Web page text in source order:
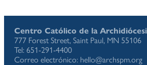
Centro Católico de la
777 Forest Street, Saint Paul, MN 55106
Tel: 651-291-4400
Correo electrónico: hello@archspm.org